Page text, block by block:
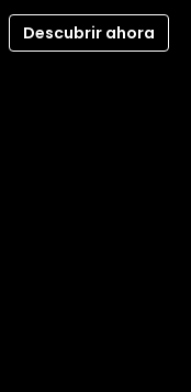
Descubrir ahora